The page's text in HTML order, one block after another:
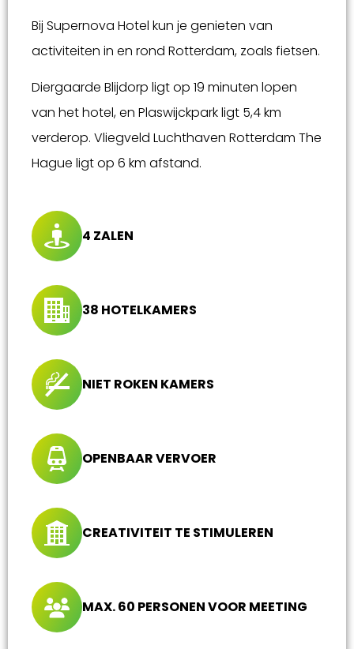
Bij Supernova Hotel kun je genieten van
activiteiten in en rond Rotterdam, zoals fietsen.
Diergaarde Blijdorp ligt op 19 minuten lopen
van het hotel, en Plaswijckpark ligt 5,4 km
verderop. Vliegveld Luchthaven Rotterdam The
Hague ligt op 6 km afstand.
4 ZALEN
38 HOTELKAMERS
NIET ROKEN KAMERS
OPENBAAR VERVOER
CREATIVITEIT TE STIMULEREN
MAX. 60 PERSONEN VOOR MEETING